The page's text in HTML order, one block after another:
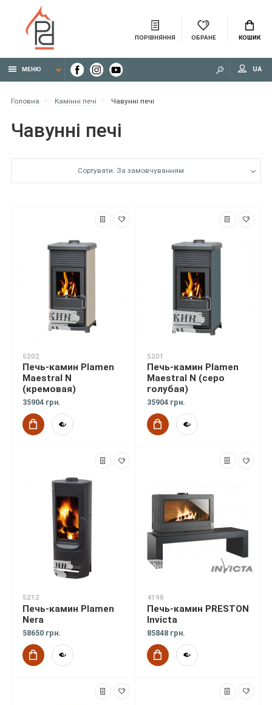
ПОРІВНЯННЯ ОБРАНЕ КОШИК
МЕНЮ UA
Головна Камінні печі Чавунні печі
Чавунні печі
Сортувати: За замовчуванням
5202
Печь-камин Plamen
Maestral N
(кремовая)
35904 грн.
5201
Печь-камин Plamen
Maestral N (серо
голубая)
35904 грн.
5212
Печь-камин Plamen
Nera
58650 грн.
4198
Печь-камин PRESTON
Invicta
85848 грн.